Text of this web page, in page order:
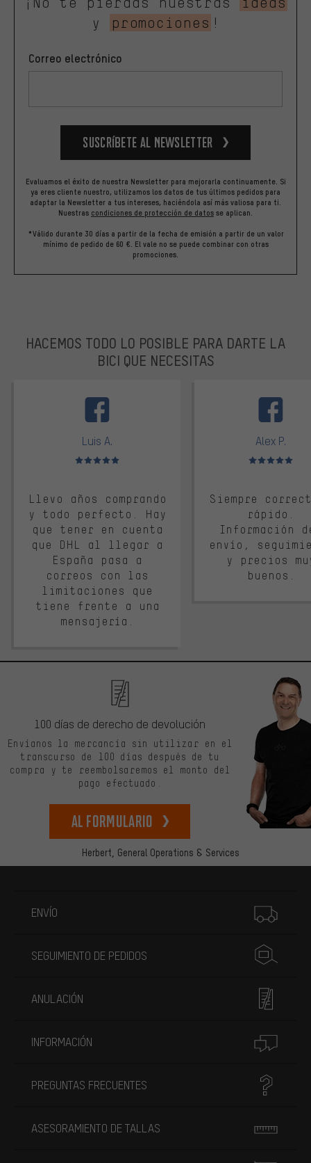
y
promociones !
Correo electrónico
Suscríbete al newsletter
Evaluamos el éxito de nuestra Newsletter para mejorarla continuamente. Si
ya eres cliente nuestro, utilizamos los datos de tus últimos pedidos para
adaptar la Newsletter a tus intereses, haciéndola así más valiosa para ti.
Nuestras condiciones de protección de datos se aplican.
*Válido durante 30 días a partir de la fecha de emisión a partir de un valor
mínimo de pedido de 60 €. El vale no se puede combinar con otras
promociones.
HACEMOS TODO LO POSIBLE PARA DARTE LA
BICI QUE NECESITAS
Luis A.
Valoración media: 5 de 5
Llevo años comprando
y todo perfecto. Hay
que tener en cuenta
que DHL al llegar a
España pasa a
correos con las
limitaciones que
tiene frente a una
mensajería.
Alex P.
Valoración
Siempre
rápido.
Información
envío,
y precios
buenos.
Herbert, General Operations & Services
100 días de derecho de devolución
Envíanos la mercancía sin utilizar en el
transcurso de 100 días después de tu
compra y te reembolsaremos el monto del
pago efectuado.
Al formulario
ENVÍO
SEGUIMIENTO DE PEDIDOS
ANULACIÓN
INFORMACIÓN
PREGUNTAS FRECUENTES
ASESORAMIENTO DE TALLAS